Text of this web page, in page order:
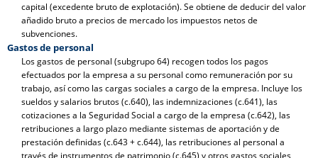
capital (excedente bruto de explotación). Se obtiene de deducir del valor
añadido bruto a precios de mercado los impuestos netos de
subvenciones.
Gastos de personal
Los gastos de personal (subgrupo 64) recogen todos los pagos
efectuados por la empresa a su personal como remuneración por su
trabajo, así como las cargas sociales a cargo de la empresa. Incluye los
sueldos y salarios brutos (c.640), las indemnizaciones (c.641), las
cotizaciones a la Seguridad Social a cargo de la empresa (c.642), las
retribuciones a largo plazo mediante sistemas de aportación y de
prestación definidas (c.643 + c.644), las retribuciones al personal a
través de instrumentos de patrimonio (c.645) y otros gastos sociales